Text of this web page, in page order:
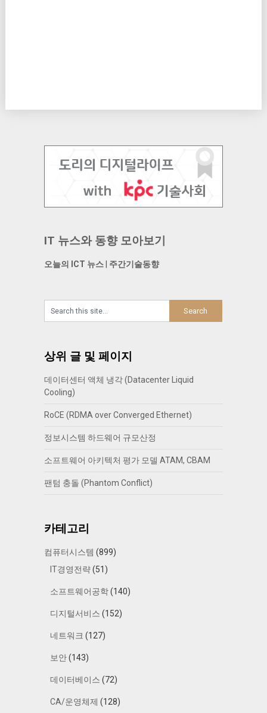
IT 뉴스와 동향 모아보기
오늘의 ICT 뉴스| 주간기술동향
상위 글 및 페이지
데이터센터 액체 냉각 (Datacenter Liquid
Cooling)
RoCE (RDMA over Converged Ethernet)
정보시스템 하드웨어 규모산정
소프트웨어 아키텍처 평가 모델 ATAM, CBAM
팬텀 충돌 (Phantom Conflict)
카테고리
컴퓨터시스템 (899)
IT경영전략(51)
소프트웨어공학(140)
디지털서비스 (152)
네트워크 (127)
보안(143)
데이터베이스 (72)
CA/운영체제 (128)